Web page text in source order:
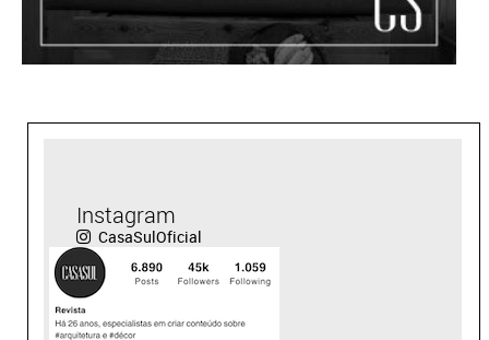
Instagram
CasaSulOficial